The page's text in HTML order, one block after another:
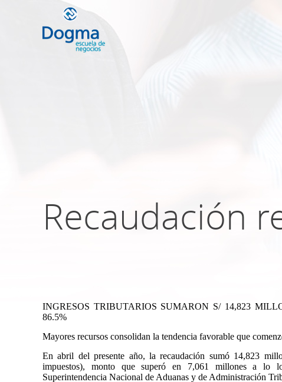
Recaudación
INGRESOS TRIBUTARIOS SUMARON S/ 14,823
86.5%
Mayores recursos consolidan la tendencia favorable que
En abril del presente año, la recaudación sumó 14,823
impuestos), monto que superó en 7,061 millones a lo
Superintendencia Nacional de Aduanas y de Administración